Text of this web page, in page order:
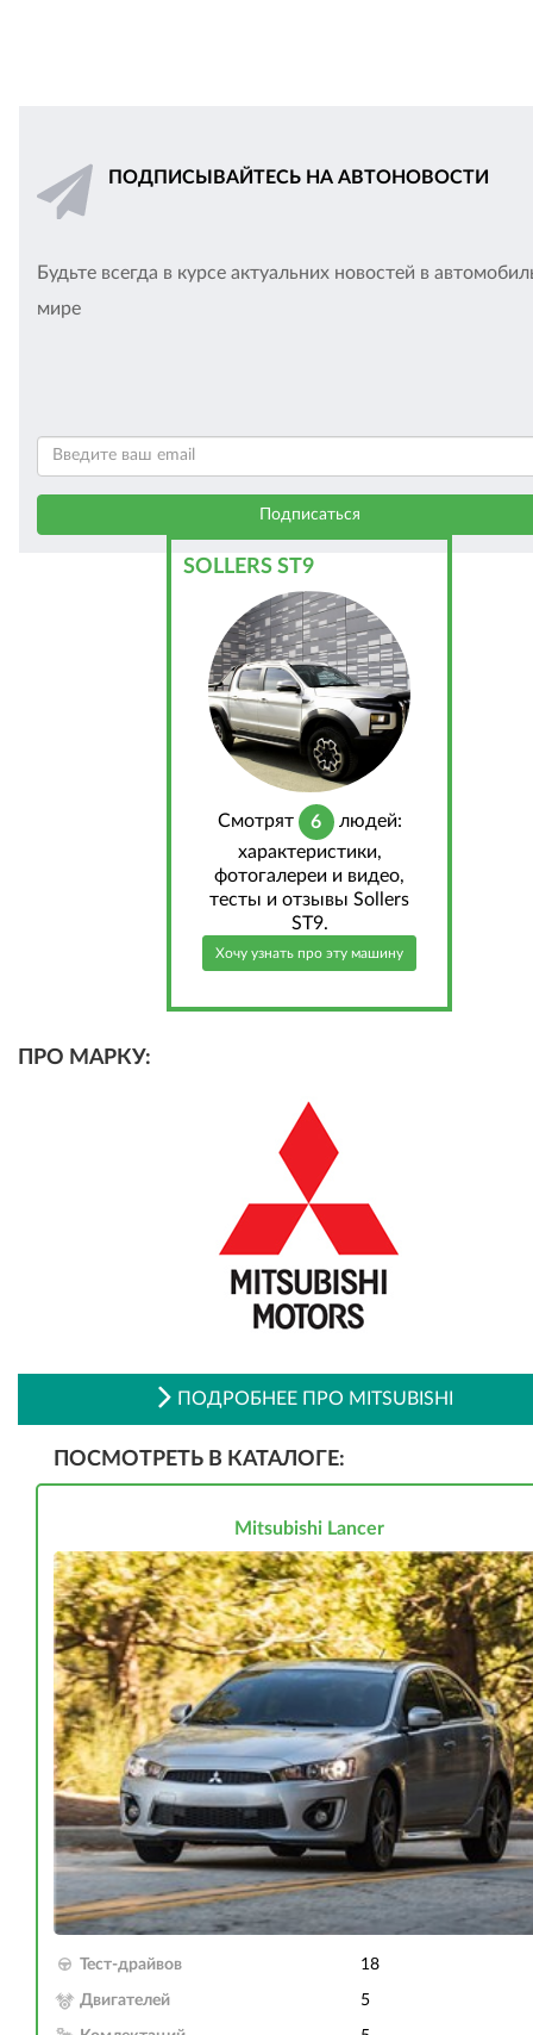
ПОДПИСЫВАЙТЕСЬ НА АВТОНОВОСТИ
Будьте всегда в курсе актуальних новостей в
мире
SOLLERS ST9
Cмотрят 6
людей:
характеристики,
фотогалереи и видео,
тесты и отзывы Sollers
ST9.
Хочу узнать про эту машину
ПРО МАРКУ:
ПОДРОБНЕЕ ПРО MITSUBISHI
ПОСМОТРЕТЬ В КАТАЛОГЕ:
Mitsubishi Lancer
Тест-драйвов 18
Двигателей 5